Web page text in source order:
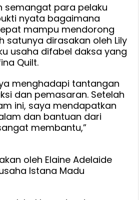
semangat para pelaku
nyata bagaimana
mampu mendorong
satunya dirasakan oleh Lily
usaha difabel daksa yang
Quilt.
menghadapi tantangan
dan pemasaran. Setelah
ini, saya mendapatkan
dan bantuan dari
membantu,”
oleh Elaine Adelaide
Istana Madu